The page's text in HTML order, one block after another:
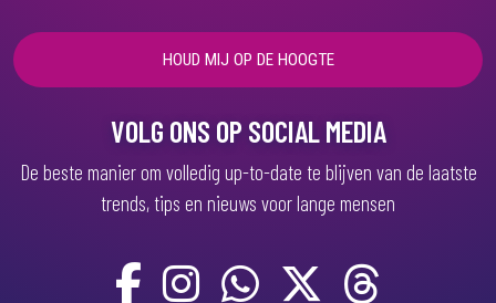
e
i
VOLG ONS OP SOCIAL MEDIA
De beste manier om volledig up-to-date te blijven van de laatste
trends, tips en nieuws voor lange mensen